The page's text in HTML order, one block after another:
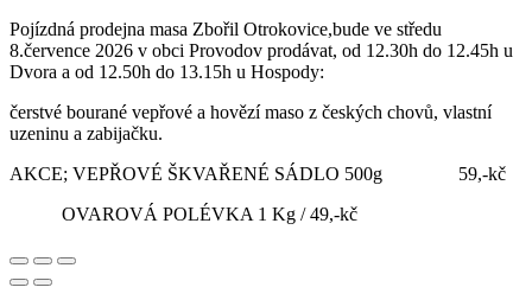
Pojízdná prodejna masa Zbořil Otrokovice,bude ve středu
8.července 2026 v obci Provodov prodávat, od 12.30h do 12.45h u
Dvora a od 12.50h do 13.15h u Hospody:
čerstvé bourané vepřové a hovězí maso z českých chovů, vlastní
uzeninu a zabijačku.
AKCE; VEPŘOVÉ ŠKVAŘENÉ SÁDLO 500g 59,-kč
OVAROVÁ POLÉVKA 1 Kg / 49,-kč